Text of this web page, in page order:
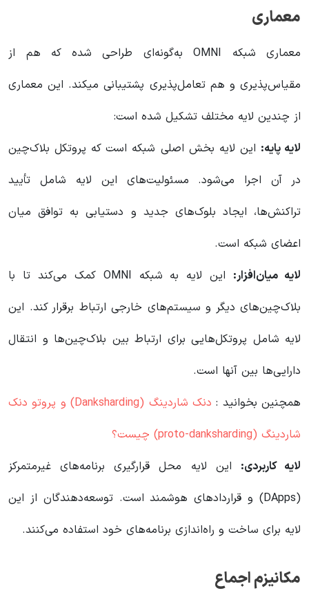
معماری
معماری شبکه OMNI به‌گونه‌ای طراحی شده که هم از
مقیاس‌پذیری و هم تعامل‌پذیری پشتیبانی میکند. این معماری
از چندین لایه مختلف تشکیل شده است:
لایه پایه: این لایه بخش اصلی شبکه است که پروتکل بلاک‌چین
در آن اجرا می‌شود. مسئولیت‌های این لایه شامل تأیید
تراکنش‌ها، ایجاد بلوک‌های جدید و دستیابی به توافق میان
اعضای شبکه است.
لایه میان‌افزار:
این لایه به شبکه OMNI کمک می‌کند تا با
بلاک‌چین‌های دیگر و سیستم‌های خارجی ارتباط برقرار کند. این
لایه شامل پروتکل‌هایی برای ارتباط بین بلاک‌چین‌ها و انتقال
دارایی‌ها بین آنها است.
همچنین بخوانید :
دنک شاردینگ (Danksharding) و پروتو دنک
شاردینگ (proto-danksharding) چیست؟
لایه کاربردی: این لایه محل قرارگیری برنامه‌های غیرمتمرکز
(DApps) و قراردادهای هوشمند است. توسعه‌دهندگان از این
لایه برای ساخت و راه‌اندازی برنامه‌های خود استفاده می‌کنند.
مکانیزم اجماع